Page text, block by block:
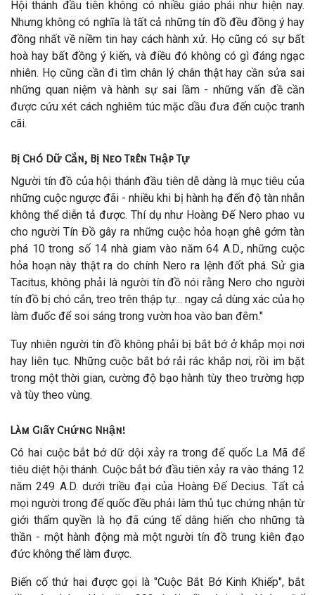
Hội thánh đầu tiên không có nhiều giáo phái như hiện nay.
Nhưng không có nghĩa là tất cả những tín đồ đều đồng ý hay
đồng nhất về niềm tin hay cách hành xử. Họ cũng có sự bất
hoà hay bất đồng ý kiến, và điều đó không có gì đáng ngạc
nhiên. Họ cũng cần đi tìm chân lý chân thật hay cần sửa sai
những quan niệm và hành sự sai lầm - những vấn đề cần
được cứu xét cách nghiêm túc mặc dầu đưa đến cuộc tranh
cãi.
Bị Chó Dữ Cắn, Bị Neo Trên Thập Tự
Người tín đồ của hội thánh đầu tiên dễ dàng là mục tiêu của
những cuộc ngược đãi - nhiều khi bị hành hạ đến độ tàn nhẫn
không thể diễn tả được. Thí dụ như Hoàng Đế Nero phao vu
cho người Tín Đồ gây ra những cuộc hỏa hoạn ghê gớm tàn
phá 10 trong số 14 nhà giam vào năm 64 A.D., những cuộc
hỏa hoạn này thật ra do chính Nero ra lệnh đốt phá. Sử gia
Tacitus, không phải là người tín đồ nói rằng Nero cho người
tín đồ bị chó cắn, treo trên thập tự... ngay cả dùng xác của họ
làm đuốc để soi sáng trong vườn hoa vào ban đêm."
Tuy nhiên người tín đồ không phải bị bắt bớ ở khắp mọi nơi
hay liên tục. Những cuộc bắt bớ rải rác khắp nơi, rồi im bặt
trong một thời gian, cường độ bạo hành tùy theo trường hợp
và tùy theo vùng.
Làm Giấy Chứng Nhận!
Có hai cuộc bắt bớ dữ dội xảy ra trong đế quốc La Mã để
tiêu diệt hội thánh. Cuộc bắt bớ đầu tiên xảy ra vào tháng 12
năm 249 A.D. dưới triều đại của Hoàng Đế Decius. Tất cả
mọi người trong đế quốc đều phải làm thủ tục chứng nhận từ
giới thẩm quyền là họ đã cúng tế dâng hiến cho những tà
thần - một hành động mà một người tín đồ trung kiên đạo
đức không thể làm được.
Biến cố thứ hai được gọi là "Cuộc Bắt Bớ Kinh Khiếp", bắt